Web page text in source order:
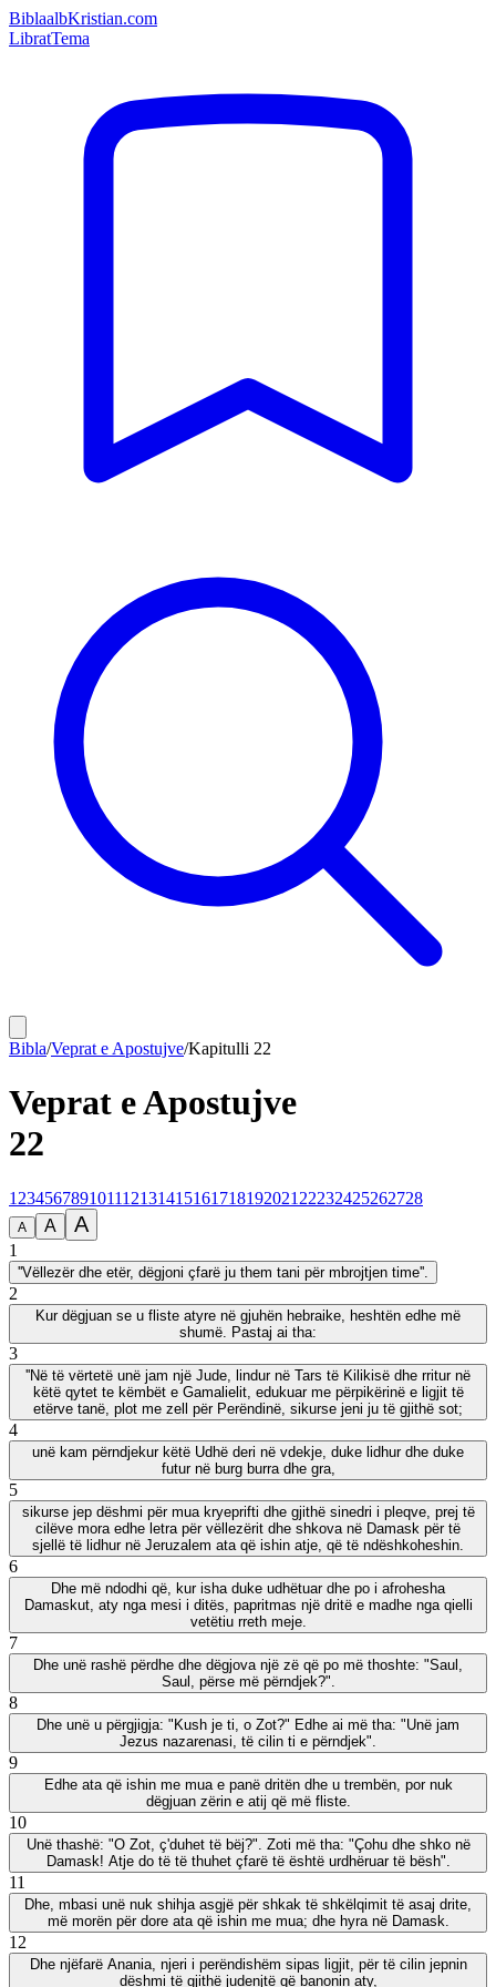
BiblaalbKristian.com
LibratTema
Bibla/Veprat e Apostujve/Kapitulli 22
Veprat e Apostujve
22
1 23456789101112131415161718192021 22232425262728
A A A
1
''Vëllezër dhe etër, dëgjoni çfarë ju them tani për mbrojtjen time''.
2
Kur dëgjuan se u fliste atyre në gjuhën hebraike, heshtën edhe më
shumë. Pastaj ai tha:
3
''Në të vërtetë unë jam një Jude, lindur në Tars të Kilikisë dhe rritur në
këtë qytet te këmbët e Gamalielit, edukuar me përpikërinë e ligjit të
etërve tanë, plot me zell për Perëndinë, sikurse jeni ju të gjithë sot;
4
unë kam përndjekur këtë Udhë deri në vdekje, duke lidhur dhe duke
futur në burg burra dhe gra,
5
sikurse jep dëshmi për mua kryeprifti dhe gjithë sinedri i pleqve, prej të
cilëve mora edhe letra për vëllezërit dhe shkova në Damask për të
sjellë të lidhur në Jeruzalem ata që ishin atje, që të ndëshkoheshin.
6
Dhe më ndodhi që, kur isha duke udhëtuar dhe po i afrohesha
Damaskut, aty nga mesi i ditës, papritmas një dritë e madhe nga qielli
vetëtiu rreth meje.
7
Dhe unë rashë përdhe dhe dëgjova një zë që po më thoshte: "Saul,
Saul, përse më përndjek?".
8
Dhe unë u përgjigja: "Kush je ti, o Zot?" Edhe ai më tha: "Unë jam
Jezus nazarenasi, të cilin ti e përndjek".
9
Edhe ata që ishin me mua e panë dritën dhe u trembën, por nuk
dëgjuan zërin e atij që më fliste.
10
Unë thashë: "O Zot, ç'duhet të bëj?". Zoti më tha: "Çohu dhe shko në
Damask! Atje do të të thuhet çfarë të është urdhëruar të bësh".
11
Dhe, mbasi unë nuk shihja asgjë për shkak të shkëlqimit të asaj drite,
më morën për dore ata që ishin me mua; dhe hyra në Damask.
12
Dhe njëfarë Anania, njeri i perëndishëm sipas ligjit, për të cilin jepnin
dëshmi të gjithë judenjtë që banonin aty,